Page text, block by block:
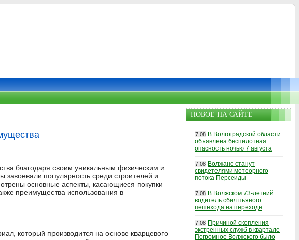
благодаря своим уникальным физическим и
завоевали популярность среди строителей и
основные аспекты, касающиеся покупки
преимущества использования в
который производится на основе кварцевого
НОВОЕ НА САЙТЕ
7.08 В Волгоградской области
объявлена беспилотная
опасность ночью 7 августа
7.08 Волжане станут
свидетелями метеорного
потока Персеиды
7.08 В Волжском 73-летний
водитель сбил пьяного
пешехода на переходе
7.08 Причиной скопления
экстренных служб в квартале
Погромное Волжского было